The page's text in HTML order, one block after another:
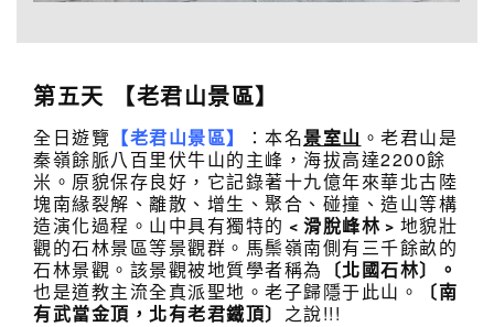
第五天 【老君山景區】
全日遊覽 【老君山景區】 ：本名景室山 。老君山是
秦嶺餘脈八百里伏牛山的主峰，海拔高達2200餘
米。原貌保存良好，它記錄著十九億年來華北古陸
塊南緣裂解、離散、增生、聚合、碰撞、造山等構
造演化過程。山中具有獨特的 ﹤滑脫峰林﹥ 地貌壯
觀的石林景區等景觀群。馬鬃嶺南側有三千餘畝的
石林景觀。該景觀被地質學者稱為
〔北國石林〕。
也是道教主流全真派聖地。老子歸隱于此山。
〔南
有武當金頂，北有老君鐵頂〕 之說!!!